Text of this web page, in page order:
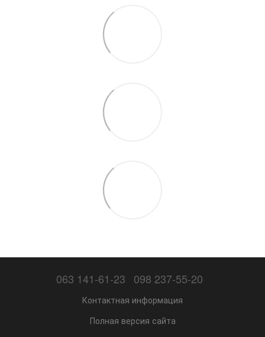
063 141-61-23 098 237-55-20
Контактная информация
Полная версия сайта